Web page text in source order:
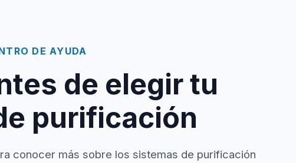
DE AYUDA
de elegir tu
purificación
conocer más sobre los sistemas de purificación